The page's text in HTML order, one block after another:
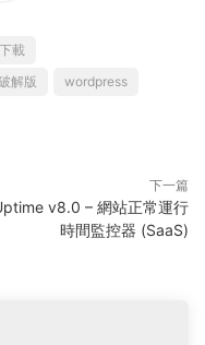
載
解版 wordpress
下一篇
v8.0 – 網站正常運行
時間監控器 (SaaS)